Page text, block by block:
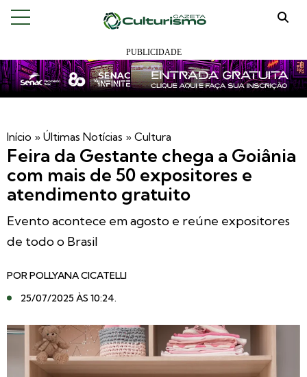
Início » Últimas Notícias » Cultura
Feira da Gestante chega a Goiânia
com mais de 50 expositores e
atendimento gratuito
Evento acontece em agosto e reúne expositores
de todo o Brasil
PORPOLLYANA CICATELLI
25/07/2025 ÀS 10:24.